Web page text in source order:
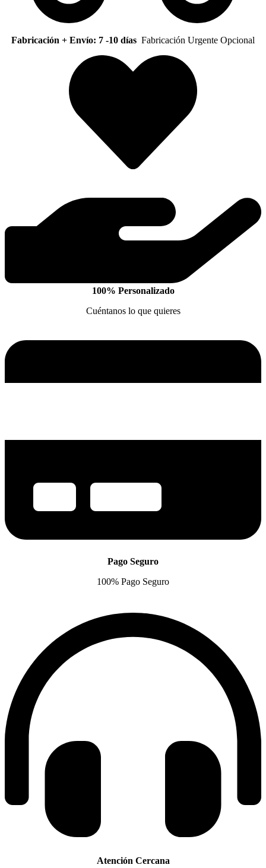
Fabricación + Envío: 7 -10 días Fabricación Urgente Opcional
100% Personalizado
Cuéntanos lo que quieres
Pago Seguro
100% Pago Seguro
Atención Cercana